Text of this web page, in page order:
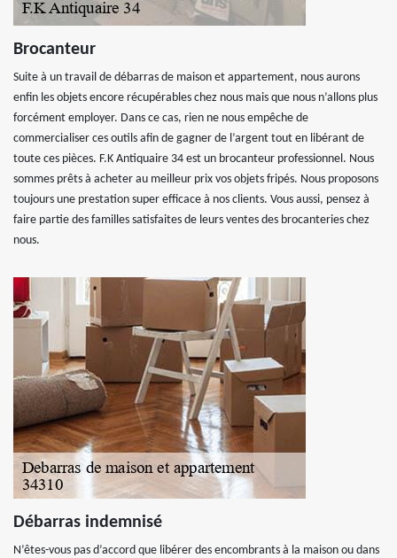
Brocanteur
Suite à un travail de débarras de maison et appartement, nous aurons
enfin les objets encore récupérables chez nous mais que nous n’allons plus
forcément employer. Dans ce cas, rien ne nous empêche de
commercialiser ces outils afin de gagner de l’argent tout en libérant de
toute ces pièces. F.K Antiquaire 34 est un brocanteur professionnel. Nous
sommes prêts à acheter au meilleur prix vos objets fripés. Nous proposons
toujours une prestation super efficace à nos clients. Vous aussi, pensez à
faire partie des familles satisfaites de leurs ventes des brocanteries chez
nous.
Débarras indemnisé
N’êtes-vous pas d’accord que libérer des encombrants à la maison ou dans